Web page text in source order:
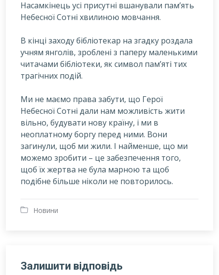
Насамкінець усі присутні вшанували пам’ять
Небесної Сотні хвилиною мовчання.
В кінці заходу бібліотекар на згадку роздала
учням янголів, зроблені з паперу маленькими
читачами бібліотеки, як символ пам’яті тих
трагічних подій.
Ми не маємо права забути, що Герої
Небесної Сотні дали нам можливість жити
вільно, будувати нову країну, і ми в
неоплатному боргу перед ними. Вони
загинули, щоб ми жили. І найменше, що ми
можемо зробити – це забезпечення того,
щоб їх жертва не була марною та щоб
подібне більше ніколи не повторилось.
Новини
Залишити відповідь